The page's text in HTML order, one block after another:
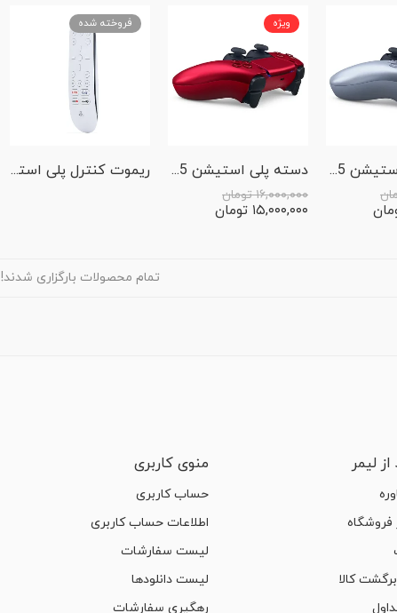
دسته پلی استیشن 5 مدل PS5 Dualsense Sterling Silver
ویژه
دسته پلی استیشن 5 مدل PS5 Dualsense Volcanic Red
۱۶,۰۰۰,۰۰۰ تومان
۱۵,۰۰۰,۰۰۰ تومان
فروخته شده
ریموت کنترل پلی استیشن مدل PS5 Media Remote
تمام محصولات بارگزاری شدند!
لیمر
فروشگاه
کالا
منوی کاربری
حساب کاربری
اطلاعات حساب کاربری
لیست سفارشات
لیست دانلودها
رهگیری سفارشات